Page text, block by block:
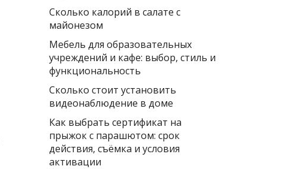
Сколько калорий в салате с
майонезом
Мебель для образовательных
учреждений и кафе: выбор, стиль и
функциональность
Сколько стоит установить
видеонаблюдение в доме
Как выбрать сертификат на
прыжок с парашютом: срок
действия, съёмка и условия
активации